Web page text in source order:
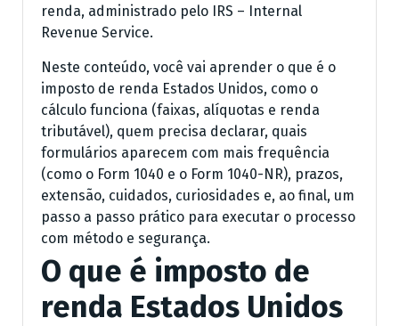
renda, administrado pelo IRS – Internal
Revenue Service.
Neste conteúdo, você vai aprender o que é o
imposto de renda Estados Unidos, como o
cálculo funciona (faixas, alíquotas e renda
tributável), quem precisa declarar, quais
formulários aparecem com mais frequência
(como o Form 1040 e o Form 1040-NR), prazos,
extensão, cuidados, curiosidades e, ao final, um
passo a passo prático para executar o processo
com método e segurança.
O que é imposto de
renda Estados Unidos